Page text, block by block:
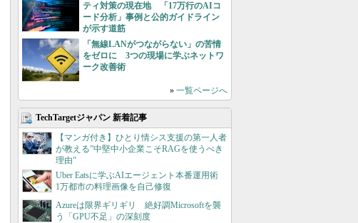
ティ対策の現在地 「17万行のAIコ
ード分析」事例と公的ガイドライン
が示す道筋
「無線LANがつながらない」の苦情
をゼロに 3つの現場に学ぶネットワ
ーク改善術
» 一覧ページへ
TechTargetジャパン 新着記事
【マンガ付き】ひとり情シス支援の第一人者
が教える”中堅中小企業こそRAGを使うべき
理由”
Uber Eatsに学ぶAIエージェント本番運用術
1万都市の料理画像を自己修復
Azureは限界ギリギリ 絶好調Microsoftを襲
う「GPU不足」の深刻度